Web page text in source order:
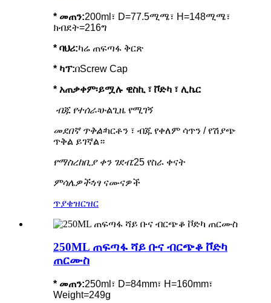
* መጠን:200ml፣ D=77.5ሚሜ፣ H=148ሚሜ፣
ክብደት=216ግ
* ባህሪ:ካሬ ጠፍጣፋ ቅርጽ
* ካፕ:በScrew Cap
* አጠቃቀም፡ይሟሉ ዊስኪ ፣ ቮድካ ፣ ሊኬር
ብጁ የተሰራ፡ሁልጊዜ የሚገኝ
መደበኛ ጥቅል፡ካርቶን ፣ ብጁ የቀለም ሳጥን / የሽያጭ
ጥቅል ይገኛል።
የማስረከቢያ ቀን ገደብ:25 የስራ ቀናት
ምሳሌዎች፡ነፃ ናሙናዎች
ጥያቄዝርዝር
250ML ጠፍጣፋ ሻይ ቡና ብርጭቆ ቮድካ
ጠርሙስ
* መጠን:250ml፣ D=84mm፣ H=160mm፣
Weight=249g